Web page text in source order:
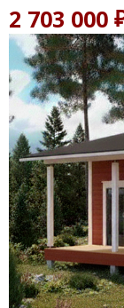
2 703 000